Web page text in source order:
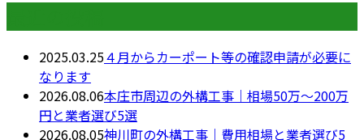
2025.03.25４月からカーポート等の確認申請が必要に
なります
2026.08.06本庄市周辺の外構工事｜相場50万〜200万
円と業者選び5選
2026.08.05神川町の外構工事｜費用相場と業者選び5